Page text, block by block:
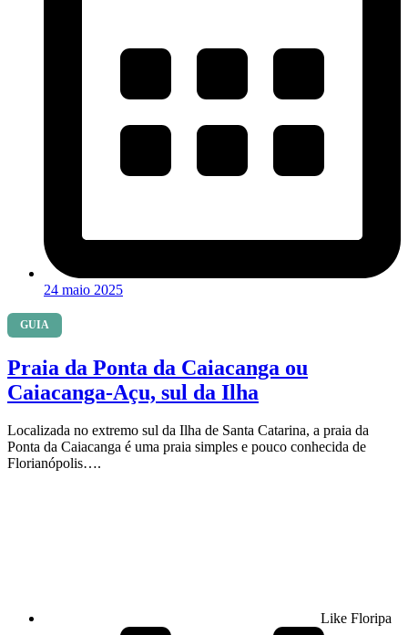
24 maio 2025
GUIA
Praia da Ponta da Caiacanga ou
Caiacanga-Açu, sul da Ilha
Localizada no extremo sul da Ilha de Santa Catarina, a praia da
Ponta da Caiacanga é uma praia simples e pouco conhecida de
Florianópolis….
Like Floripa